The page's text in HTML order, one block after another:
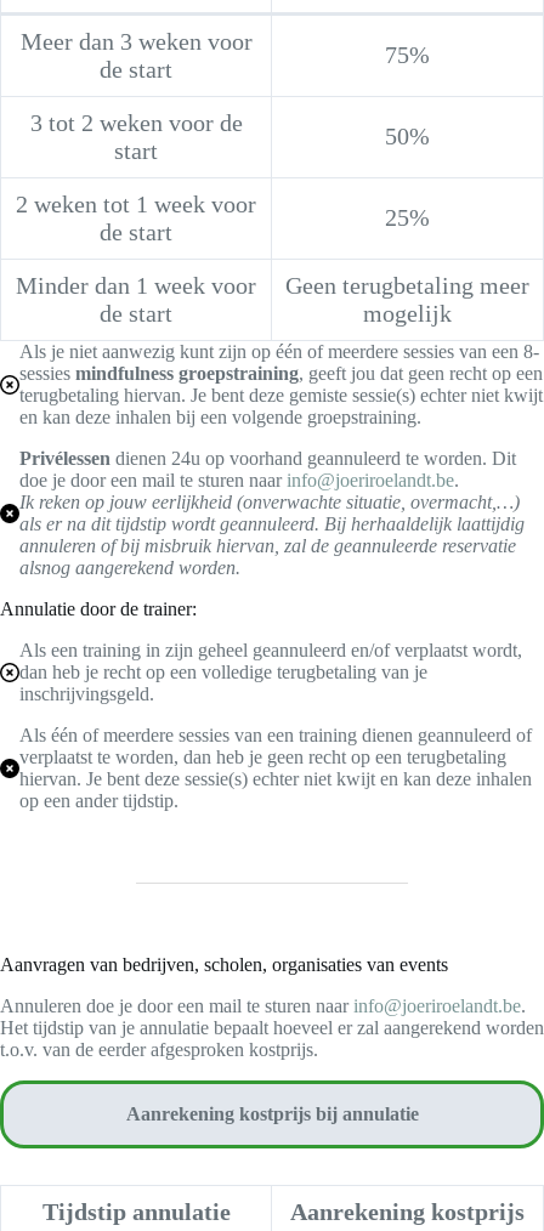
Meer dan 3 weken voor
de start
75%
3 tot 2 weken voor de
start
50%
2 weken tot 1 week voor
de start
25%
Minder dan 1 week voor
de start
Geen terugbetaling meer
mogelijk
Als je niet aanwezig kunt zijn op één of meerdere sessies van een 8-
sessies mindfulness groepstraining, geeft jou dat geen recht op een
terugbetaling hiervan. Je bent deze gemiste sessie(s) echter niet kwijt
en kan deze inhalen bij een volgende groepstraining.
Privélessen dienen 24u op voorhand geannuleerd te worden. Dit
doe je door een mail te sturen naarinfo@joeriroelandt.be.
Ik reken op jouw eerlijkheid (onverwachte situatie, overmacht,…)
als er na dit tijdstip wordt geannuleerd. Bij herhaaldelijk laattijdig
annuleren of bij misbruik hiervan, zal de geannuleerde reservatie
alsnog aangerekend worden.
Annulatie door de trainer:
Als een training in zijn geheel geannuleerd en/of verplaatst wordt,
dan heb je recht op een volledige terugbetaling van je
inschrijvingsgeld.
Als één of meerdere sessies van een training dienen geannuleerd of
verplaatst te worden, dan heb je geen recht op een terugbetaling
hiervan. Je bent deze sessie(s) echter niet kwijt en kan deze inhalen
op een ander tijdstip.
Aanvragen van bedrijven, scholen, organisaties van events
Annuleren doe je door een mail te sturen naarinfo@joeriroelandt.be.
Het tijdstip van je annulatie bepaalt hoeveel er zal aangerekend worden
t.o.v. van de eerder afgesproken kostprijs.
Aanrekening kostprijs bij annulatie
Tijdstip annulatie Aanrekening kostprijs